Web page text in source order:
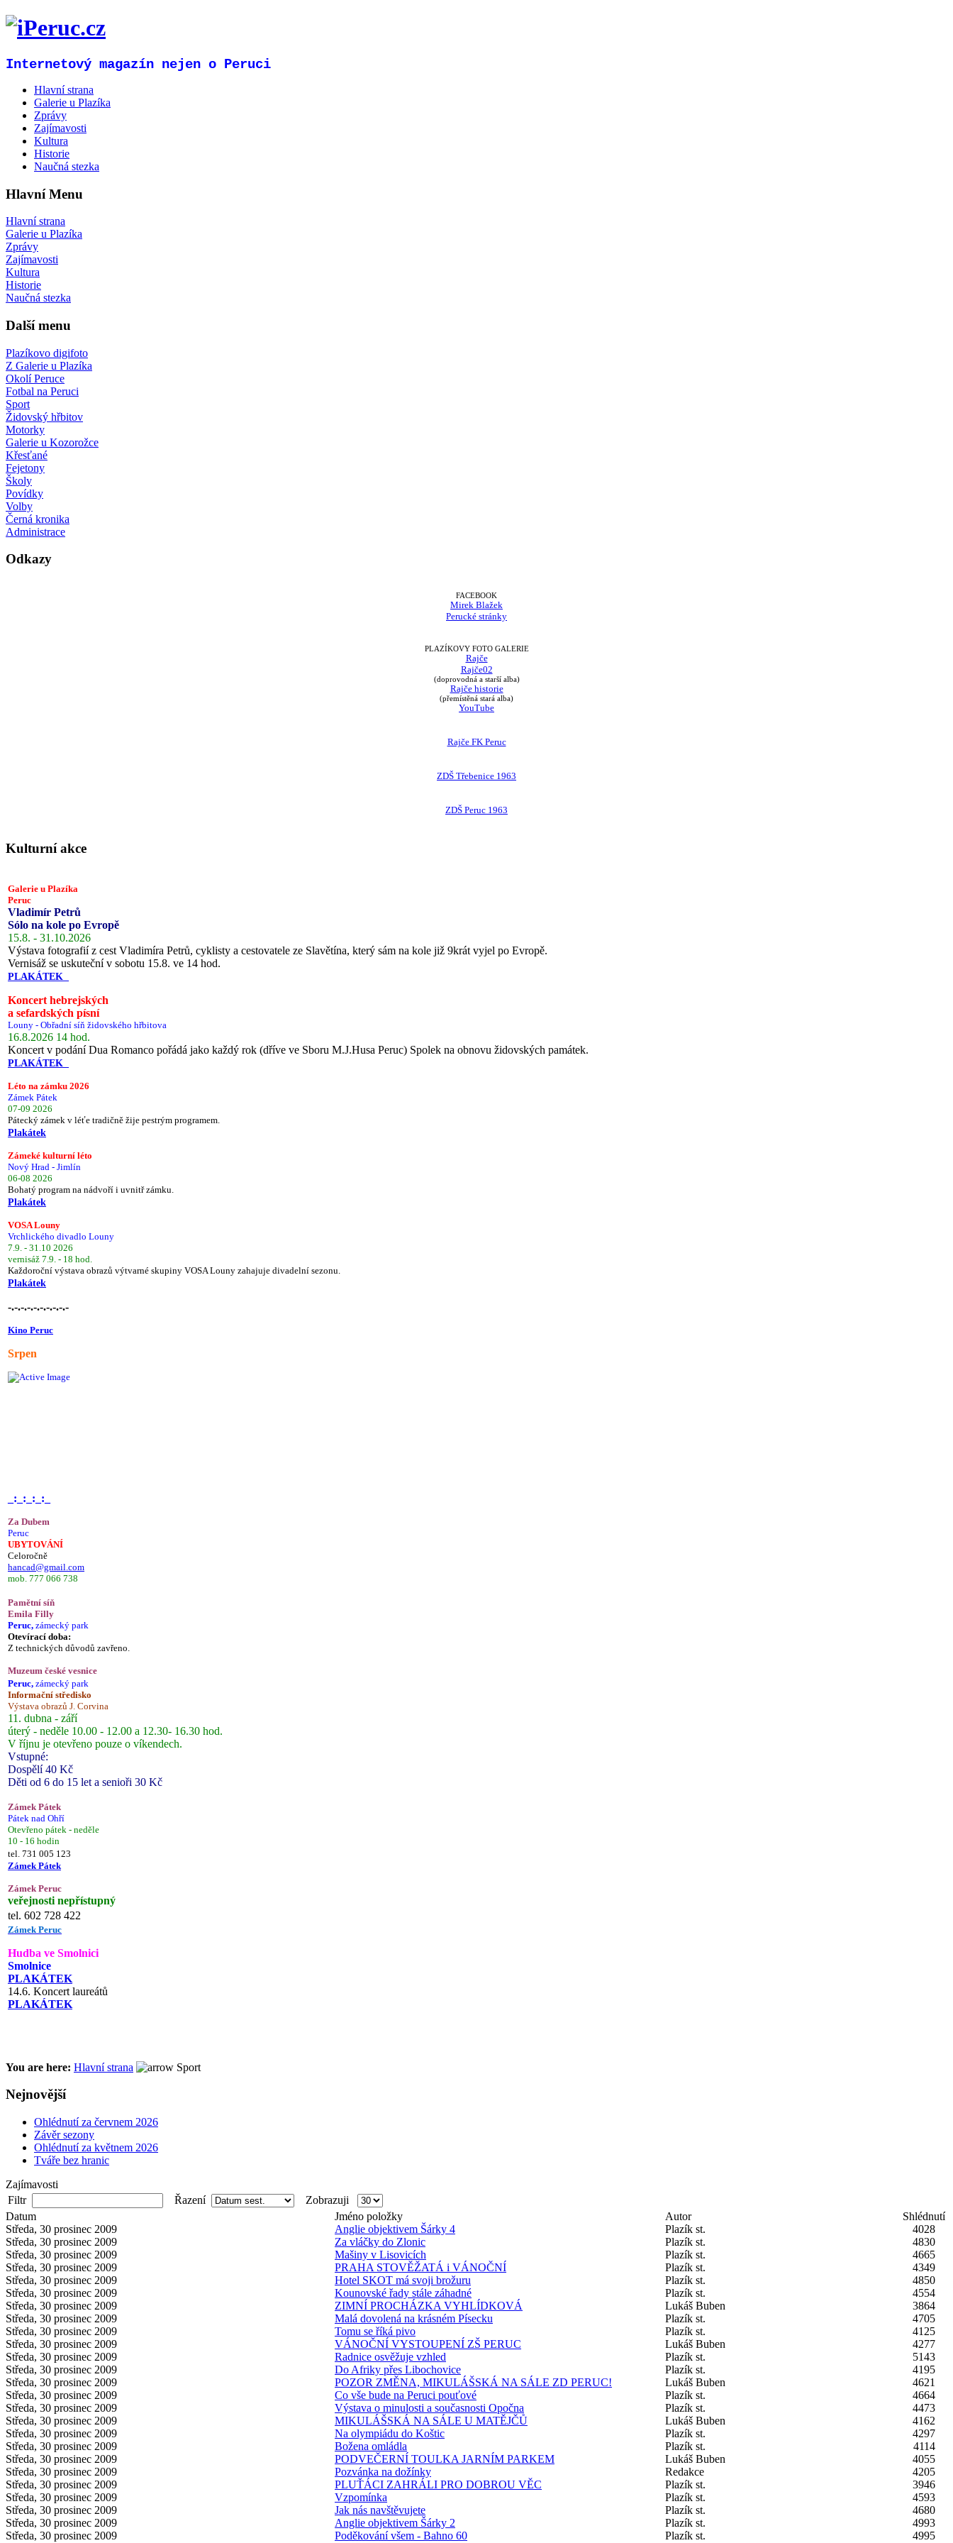
Internetový magazín nejen o Peruci
Hlavní strana
Galerie u Plazíka
Zprávy
Zajímavosti
Kultura
Historie
Naučná stezka
Hlavní Menu
Hlavní strana
Galerie u Plazíka
Zprávy
Zajímavosti
Kultura
Historie
Naučná stezka
Další menu
Plazíkovo digifoto
Z Galerie u Plazíka
Okolí Peruce
Fotbal na Peruci
Sport
Židovský hřbitov
Motorky
Galerie u Kozorožce
Křesťané
Fejetony
Školy
Povídky
Volby
Černá kronika
Administrace
Odkazy
FACEBOOK
Mirek Blažek
Perucké stránky
PLAZÍKOVY FOTO GALERIE
Rajče
Rajče02
(doprovodná a starší alba)
Rajče historie
(přemístěná stará alba)
YouTube
Rajče FK Peruc
ZDŠ Třebenice 1963
ZDŠ Peruc 1963
Kulturní akce
Galerie u Plazíka
Peruc
Vladimír Petrů
Sólo na kole po Evropě
15.8. - 31.10.2026
Výstava fotografií z cest Vladimíra Petrů, cyklisty a cestovatele ze Slavětína, který sám na kole již 9krát vyjel po Evropě.
Vernisáž se uskuteční v sobotu 15.8. ve 14 hod.
PLAKÁTEK
Koncert hebrejských
a sefardských písní
Louny - Obřadní síň židovského hřbitova
16.8.2026 14 hod.
Koncert v podání Dua Romanco pořádá jako každý rok (dříve ve Sboru M.J.Husa Peruc) Spolek na obnovu židovských památek.
PLAKÁTEK
Léto na zámku 2026
Zámek Pátek
07-09 2026
Pátecký zámek v léťe tradičně žije pestrým programem.
Plakátek
Zámeké kulturní léto
Nový Hrad - Jimlín
06-08 2026
Bohatý program na nádvoří i uvnitř zámku.
Plakátek
VOSA Louny
Vrchlického divadlo Louny
7.9. - 31.10 2026
vernisáž 7.9. - 18 hod.
Každoroční výstava obrazů výtvarné skupiny VOSA Louny zahajuje divadelní sezonu.
Plakátek
-.-.-.-.-.-.-.-.-.-
Kino Peruc
Srpen
_:_:_:_:_
Za Dubem
Peruc
UBYTOVÁNÍ
Celoročně
hancad@gmail.com
mob. 777 066 738
Pamětní síň
Emila Filly
Peruc, zámecký park
Otevírací doba:
Z technických důvodů zavřeno.
Muzeum české vesnice
Peruc, zámecký park
Informační středisko
Výstava obrazů J. Corvina
11. dubna - září
úterý - neděle 10.00 - 12.00 a 12.30- 16.30 hod.
V říjnu je otevřeno pouze o víkendech.
Vstupné:
Dospělí 40 Kč
Děti od 6 do 15 let a senioři 30 Kč
Zámek Pátek
Pátek nad Ohří
Otevřeno pátek - neděle
10 - 16 hodin
tel. 731 005 123
Zámek Pátek
Zámek Peruc
veřejnosti nepřístupný
tel. 602 728 422
Zámek Peruc
Hudba ve Smolnici
Smolnice
PLAKÁTEK
14.6. Koncert laureátů
PLAKÁTEK
You are here: Hlavní strana Sport
Nejnovější
Ohlédnutí za červnem 2026
Závěr sezony
Ohlédnutí za květnem 2026
Tváře bez hranic
Zajímavosti
Filtr
Řazení
Zobrazuji
Datum
Jméno položky Autor
Shlédnutí
Středa, 30 prosinec 2009
Anglie objektivem Šárky 4 Plazík st.
4028
Středa, 30 prosinec 2009
Za vláčky do Zlonic Plazík st.
4830
Středa, 30 prosinec 2009
Mašiny v Lisovicích Plazík st.
4665
Středa, 30 prosinec 2009
PRAHA STOVĚŽATÁ i VÁNOČNÍ Plazík st.
4349
Středa, 30 prosinec 2009
Hotel SKOT má svoji brožuru Plazík st.
4850
Středa, 30 prosinec 2009
Kounovské řady stále záhadné Plazík st.
4554
Středa, 30 prosinec 2009
ZIMNÍ PROCHÁZKA VYHLÍDKOVÁ Lukáš Buben
3864
Středa, 30 prosinec 2009
Malá dovolená na krásném Písecku Plazík st.
4705
Středa, 30 prosinec 2009
Tomu se říká pivo Plazík st.
4125
Středa, 30 prosinec 2009
VÁNOČNÍ VYSTOUPENÍ ZŠ PERUC Lukáš Buben
4277
Středa, 30 prosinec 2009
Radnice osvěžuje vzhled Plazík st.
5143
Středa, 30 prosinec 2009
Do Afriky přes Libochovice Plazík st.
4195
Středa, 30 prosinec 2009
POZOR ZMĚNA, MIKULÁŠSKÁ NA SÁLE ZD PERUC! Lukáš Buben
4621
Středa, 30 prosinec 2009
Co vše bude na Peruci pouťové Plazík st.
4664
Středa, 30 prosinec 2009
Výstava o minulosti a současnosti Opočna Plazík st.
4473
Středa, 30 prosinec 2009
MIKULÁŠSKÁ NA SÁLE U MATĚJČŮ Lukáš Buben
4162
Středa, 30 prosinec 2009
Na olympiádu do Koštic Plazík st.
4297
Středa, 30 prosinec 2009
Božena omládla Plazík st.
4114
Středa, 30 prosinec 2009
PODVEČERNÍ TOULKA JARNÍM PARKEM Lukáš Buben
4055
Středa, 30 prosinec 2009
Pozvánka na dožínky Redakce
4205
Středa, 30 prosinec 2009
PLUŤÁCI ZAHRÁLI PRO DOBROU VĚC Plazík st.
3946
Středa, 30 prosinec 2009
Vzpomínka Plazík st.
4593
Středa, 30 prosinec 2009
Jak nás navštěvujete Plazík st.
4680
Středa, 30 prosinec 2009
Anglie objektivem Šárky 2 Plazík st.
4993
Středa, 30 prosinec 2009
Poděkování všem - Bahno 60 Plazík st.
4995